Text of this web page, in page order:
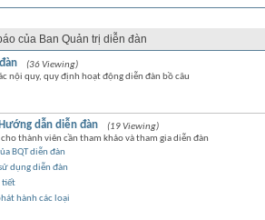
của Ban Quản trị diễn đàn
(36 Viewing)
nội quy, quy định hoạt động diễn đàn bồ câu
dẫn diễn đàn
(19 Viewing)
thành viên cần tham khảo và tham gia diễn đàn
BQT diễn đàn
dụng diễn đàn
tiết
hành các loại